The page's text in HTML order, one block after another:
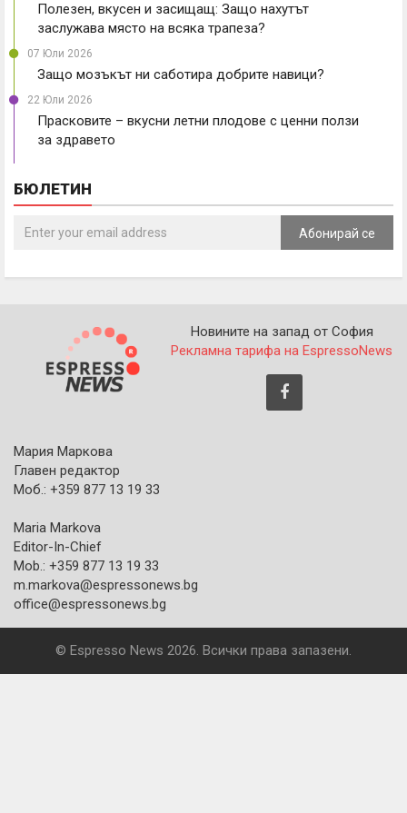
Полезен, вкусен и засищащ: Защо нахутът
заслужава място на всяка трапеза?
07 Юли 2026
Защо мозъкът ни саботира добрите навици?
22 Юли 2026
Прасковите – вкусни летни плодове с ценни ползи
за здравето
БЮЛЕТИН
Абонирай се
Новините на запад от София
Рекламна тарифа на EspressoNews
Мария Маркова
Главен редактор
Моб.: +359 877 13 19 33
Maria Markova
Editor-In-Chief
Mob.: +359 877 13 19 33
m.markova@espressonews.bg
office@espressonews.bg
© Espresso News 2026. Всички права запазени.